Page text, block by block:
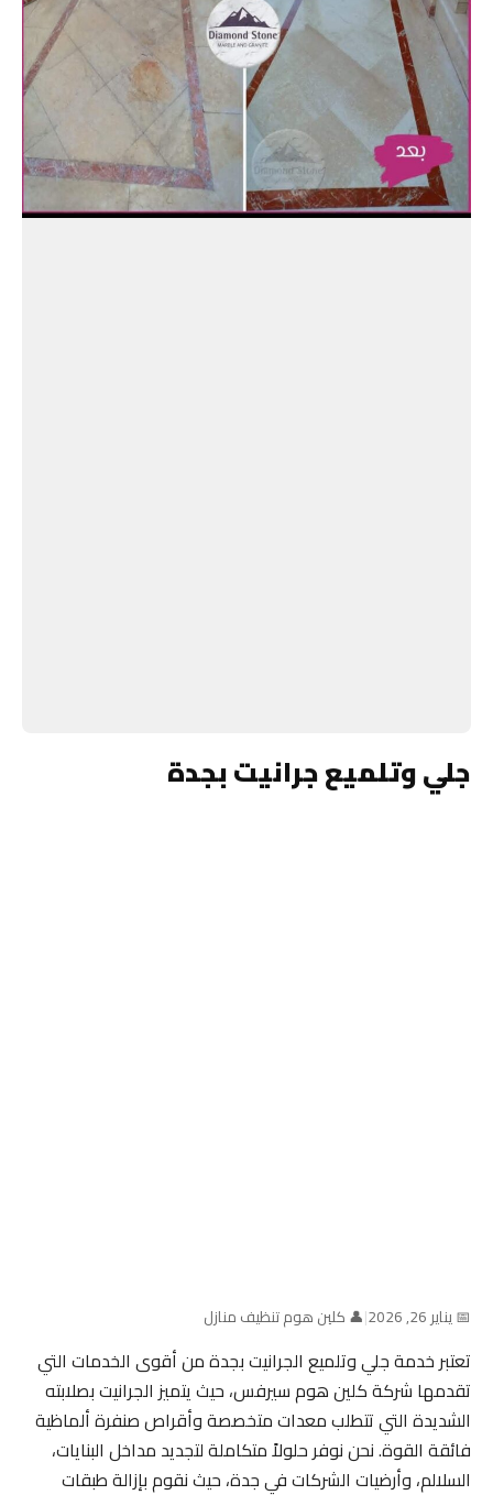
جلي وتلميع جرانيت بجدة
📅 يناير 26, 2026 |👤 كلين هوم تنظيف منازل
تعتبر خدمة جلي وتلميع الجرانيت بجدة من أقوى الخدمات التي
تقدمها شركة كلين هوم سيرفس، حيث يتميز الجرانيت بصلابته
الشديدة التي تتطلب معدات متخصصة وأقراص صنفرة ألماظية
فائقة القوة. نحن نوفر حلولاً متكاملة لتجديد مداخل البنايات،
السلالم، وأرضيات الشركات في جدة، حيث نقوم بإزالة طبقات